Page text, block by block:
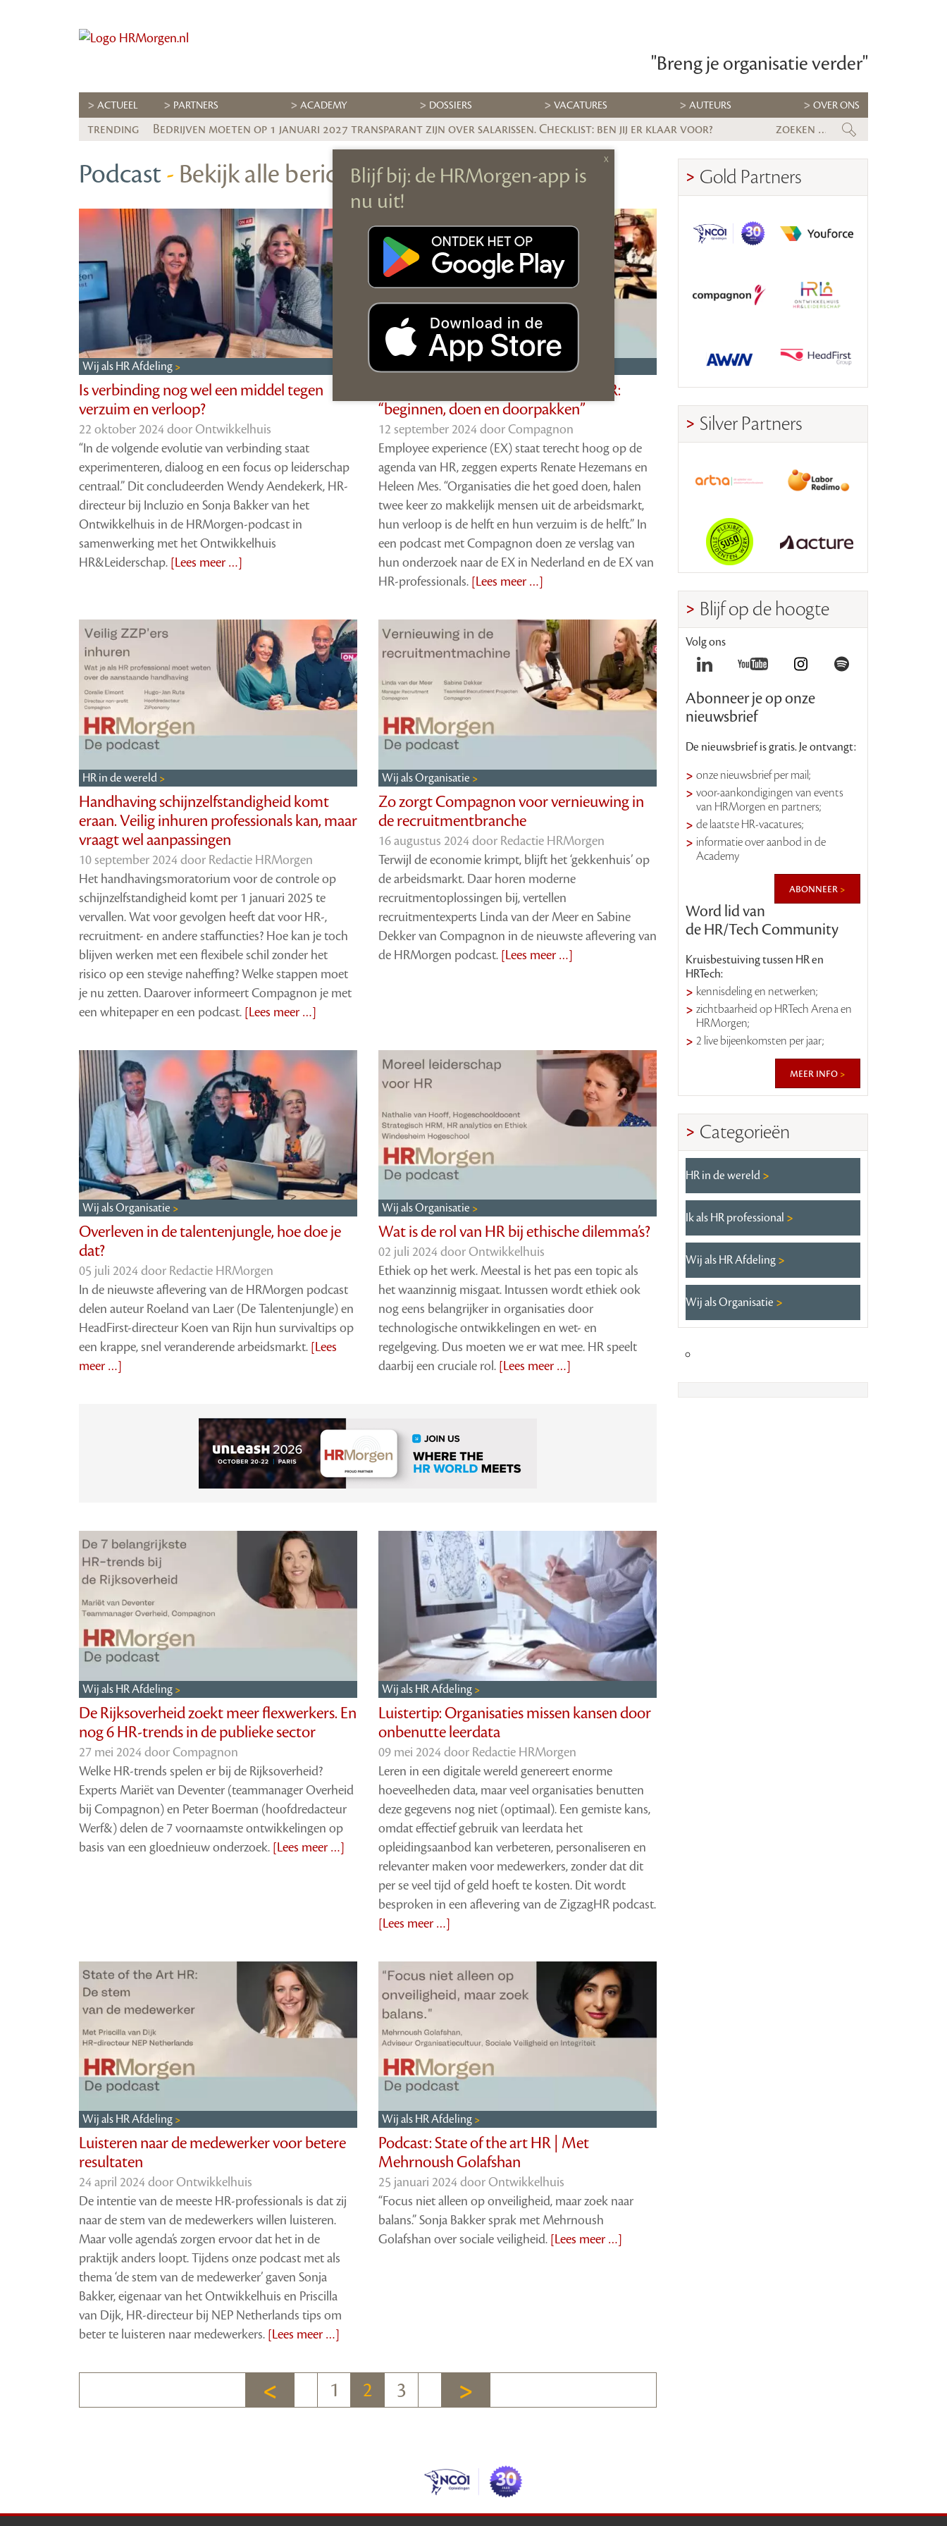
"Breng je organisatie verder"
ACTUEEL PARTNERS ACADEMY DOSSIERS VACATURES AUTEURS OVER ONS
trending Bedrijven moeten op 1 januari 2027 transparant zijn over salarissen. Checklist: ben jij er klaar voor? Kabinet lanceert
Podcast- Bekijk alle berichten
Wij als HR Afdeling
Is verbinding nog wel een middel tegen
verzuim en verloop?
22 oktober 2024 doorOntwikkelhuis
“In de volgende evolutie van verbinding staat
experimenteren, dialoog en een focus op leiderschap
centraal.” Dit concludeerden Wendy Aendekerk, HR-
directeur bij Incluzio en Sonja Bakker van het
Ontwikkelhuis in de HRMorgen-podcast in
samenwerking met het Ontwikkelhuis
HR&Leiderschap. [Lees meer …]
Wij als Organisatie
Employee experience en de rol van HR:
“beginnen, doen en doorpakken”
12 september 2024 doorCompagnon
Employee experience (EX) staat terecht hoog op de
agenda van HR, zeggen experts Renate Hezemans en
Heleen Mes. “Organisaties die het goed doen, halen
twee keer zo makkelijk mensen uit de arbeidsmarkt,
hun verloop is de helft en hun verzuim is de helft.” In
een podcast met Compagnon doen ze verslag van
hun onderzoek naar de EX in Nederland en de EX van
HR-professionals. [Lees meer …]
HR in de wereld
Handhaving schijnzelfstandigheid komt
eraan. Veilig inhuren professionals kan, maar
vraagt wel aanpassingen
10 september 2024 door Redactie HRMorgen
Het handhavingsmoratorium voor de controle op
schijnzelfstandigheid komt per 1 januari 2025 te
vervallen. Wat voor gevolgen heeft dat voor HR-,
recruitment- en andere staffuncties? Hoe kan je toch
blijven werken met een flexibele schil zonder het
risico op een stevige naheffing? Welke stappen moet
je nu zetten. Daarover informeert Compagnon je met
een whitepaper en een podcast. [Lees meer …]
Wij als Organisatie
Zo zorgt Compagnon voor vernieuwing in
de recruitmentbranche
16 augustus 2024 door Redactie HRMorgen
Terwijl de economie krimpt, blijft het ‘gekkenhuis’ op
de arbeidsmarkt. Daar horen moderne
recruitmentoplossingen bij, vertellen
recruitmentexperts Linda van der Meer en Sabine
Dekker van Compagnon in de nieuwste aflevering van
de HRMorgen podcast. [Lees meer …]
Wij als Organisatie
Overleven in de talentenjungle, hoe doe je
dat?
05 juli 2024 door Redactie HRMorgen
In de nieuwste aflevering van de HRMorgen podcast
delen auteur Roeland van Laer (De Talentenjungle) en
HeadFirst-directeur Koen van Rijn hun survivaltips op
een krappe, snel veranderende arbeidsmarkt. [Lees
meer …]
Wij als Organisatie
Wat is de rol van HR bij ethische dilemma’s?
02 juli 2024 doorOntwikkelhuis
Ethiek op het werk. Meestal is het pas een topic als
het waanzinnig misgaat. Intussen wordt ethiek ook
nog eens belangrijker in organisaties door
technologische ontwikkelingen en wet- en
regelgeving. Dus moeten we er wat mee. HR speelt
daarbij een cruciale rol. [Lees meer …]
Wij als HR Afdeling
De Rijksoverheid zoekt meer flexwerkers. En
nog 6 HR-trends in de publieke sector
27 mei 2024 doorCompagnon
Welke HR-trends spelen er bij de Rijksoverheid?
Experts Mariët van Deventer (teammanager Overheid
bij Compagnon) en Peter Boerman (hoofdredacteur
Werf&) delen de 7 voornaamste ontwikkelingen op
basis van een gloednieuw onderzoek. [Lees meer …]
Wij als HR Afdeling
Luistertip: Organisaties missen kansen door
onbenutte leerdata
09 mei 2024 door Redactie HRMorgen
Leren in een digitale wereld genereert enorme
hoeveelheden data, maar veel organisaties benutten
deze gegevens nog niet (optimaal). Een gemiste kans,
omdat effectief gebruik van leerdata het
opleidingsaanbod kan verbeteren, personaliseren en
relevanter maken voor medewerkers, zonder dat dit
per se veel tijd of geld hoeft te kosten. Dit wordt
besproken in een aflevering van de ZigzagHR podcast.
[Lees meer …]
Wij als HR Afdeling
Luisteren naar de medewerker voor betere
resultaten
24 april 2024 doorOntwikkelhuis
De intentie van de meeste HR-professionals is dat zij
naar de stem van de medewerkers willen luisteren.
Maar volle agenda’s zorgen ervoor dat het in de
praktijk anders loopt. Tijdens onze podcast met als
thema ‘de stem van de medewerker’ gaven Sonja
Bakker, eigenaar van het Ontwikkelhuis en Priscilla
van Dijk, HR-directeur bij NEP Netherlands tips om
beter te luisteren naar medewerkers. [Lees meer …]
Wij als HR Afdeling
Podcast: State of the art HR | Met
Mehrnoush Golafshan
25 januari 2024 doorOntwikkelhuis
“Focus niet alleen op onveiligheid, maar zoek naar
balans.” Sonja Bakker sprak met Mehrnoush
Golafshan over sociale veiligheid. [Lees meer …]
1 2 3
Gold Partners
Silver Partners
Blijf op de hoogte
Volg ons
Abonneer je op onze
nieuwsbrief
De nieuwsbrief is gratis. Je ontvangt:
onze nieuwsbrief per mail;
voor-aankondigingen van events
van HRMorgen en partners;
de laatste HR-vacatures;
informatie over aanbod in de
Academy
abonneer
Word lid van
de HR/Tech Community
Kruisbestuiving tussen HR en
HRTech:
kennisdeling en netwerken;
zichtbaarheid op HRTech Arena en
HRMorgen;
2 live bijeenkomsten per jaar;
meer info
Categorieën
HR in de wereld
Ik als HR professional
Wij als HR Afdeling
Wij als Organisatie